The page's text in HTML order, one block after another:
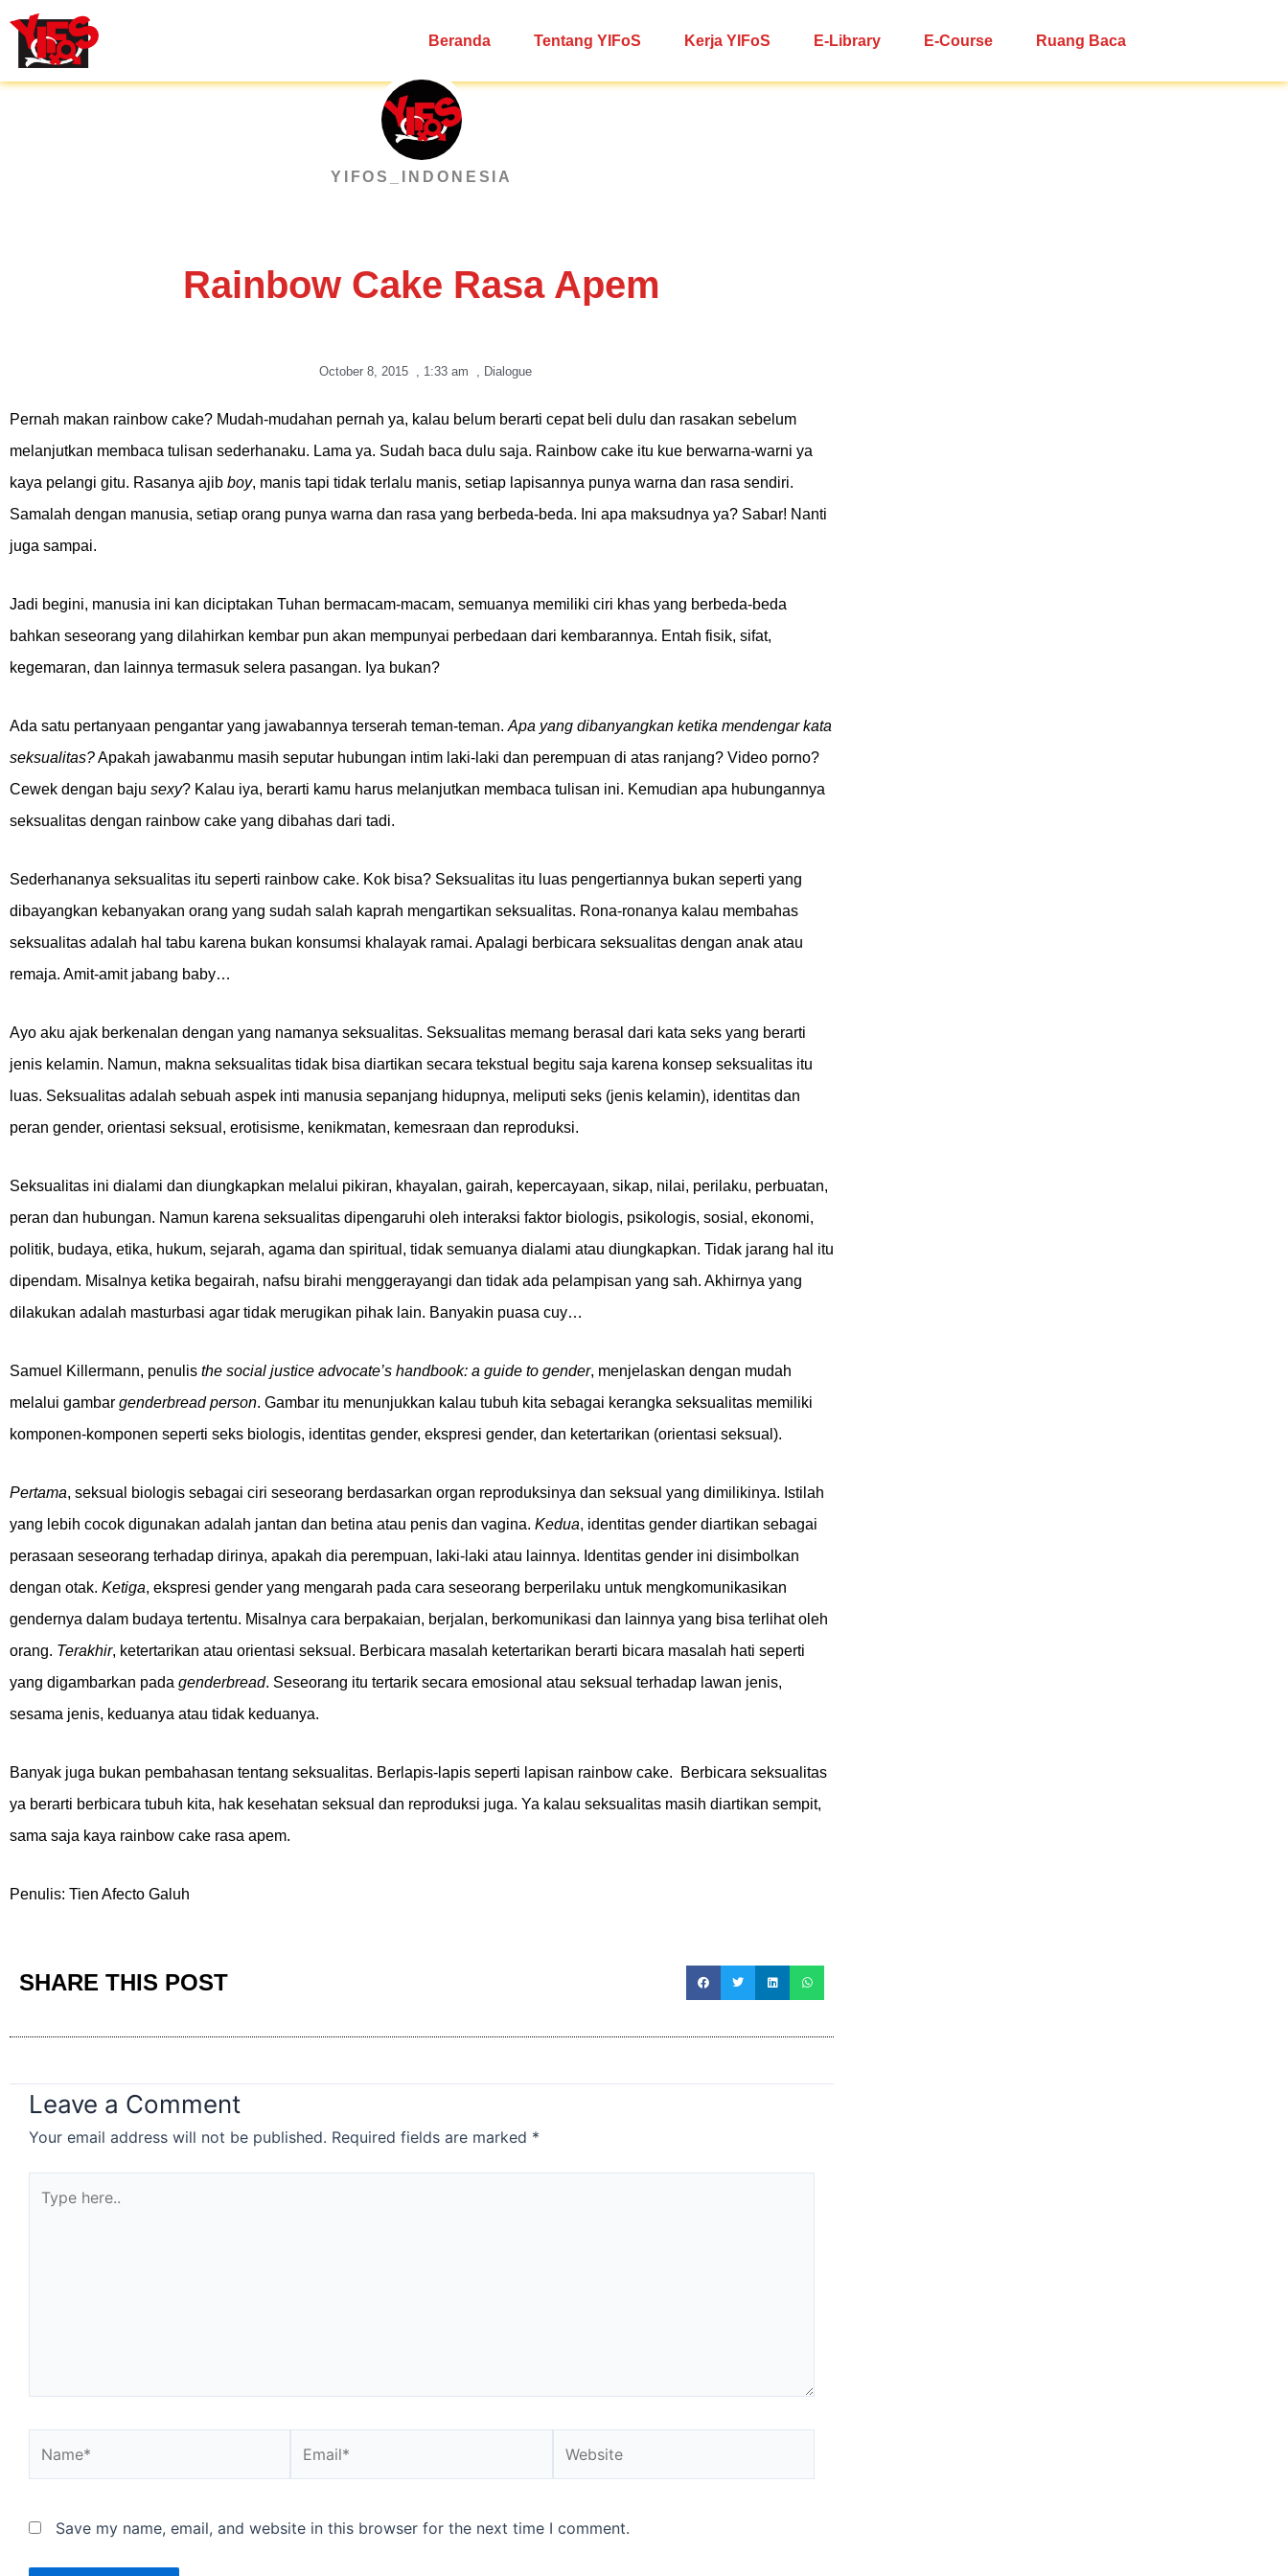
Skip
content
Beranda Tentang YIFoS Kerja YIFoS E-Library E-Course Ruang Baca
YIFOS_INDONESIA
Rainbow Cake Rasa Apem
October 8, 2015 , 1:33 am , Dialogue
Pernah makan rainbow cake? Mudah-mudahan pernah ya, kalau belum berarti cepat beli dulu dan rasakan sebelum
melanjutkan membaca tulisan sederhanaku. Lama ya. Sudah baca dulu saja. Rainbow cake itu kue berwarna-warni ya
kaya pelangi gitu. Rasanya ajib boy, manis tapi tidak terlalu manis, setiap lapisannya punya warna dan rasa sendiri.
Samalah dengan manusia, setiap orang punya warna dan rasa yang berbeda-beda. Ini apa maksudnya ya? Sabar! Nanti
juga sampai.
Jadi begini, manusia ini kan diciptakan Tuhan bermacam-macam, semuanya memiliki ciri khas yang berbeda-beda
bahkan seseorang yang dilahirkan kembar pun akan mempunyai perbedaan dari kembarannya. Entah fisik, sifat,
kegemaran, dan lainnya termasuk selera pasangan. Iya bukan?
Ada satu pertanyaan pengantar yang jawabannya terserah teman-teman. Apa yang dibanyangkan ketika mendengar kata
seksualitas?Apakah jawabanmu masih seputar hubungan intim laki-laki dan perempuan di atas ranjang? Video porno?
Cewek dengan baju sexy? Kalau iya, berarti kamu harus melanjutkan membaca tulisan ini. Kemudian apa hubungannya
seksualitas dengan rainbow cake yang dibahas dari tadi.
Sederhananya seksualitas itu seperti rainbow cake. Kok bisa? Seksualitas itu luas pengertiannya bukan seperti yang
dibayangkan kebanyakan orang yang sudah salah kaprah mengartikan seksualitas. Rona-ronanya kalau membahas
seksualitas adalah hal tabu karena bukan konsumsi khalayak ramai. Apalagi berbicara seksualitas dengan anak atau
remaja. Amit-amit jabang baby…
Ayo aku ajak berkenalan dengan yang namanya seksualitas. Seksualitas memang berasal dari kata seks yang berarti
jenis kelamin. Namun, makna seksualitas tidak bisa diartikan secara tekstual begitu saja karena konsep seksualitas itu
luas. Seksualitas adalah sebuah aspek inti manusia sepanjang hidupnya, meliputi seks (jenis kelamin), identitas dan
peran gender, orientasi seksual, erotisisme, kenikmatan, kemesraan dan reproduksi.
Seksualitas ini dialami dan diungkapkan melalui pikiran, khayalan, gairah, kepercayaan, sikap, nilai, perilaku, perbuatan,
peran dan hubungan. Namun karena seksualitas dipengaruhi oleh interaksi faktor biologis, psikologis, sosial, ekonomi,
politik, budaya, etika, hukum, sejarah, agama dan spiritual, tidak semuanya dialami atau diungkapkan. Tidak jarang hal itu
dipendam. Misalnya ketika begairah, nafsu birahi menggerayangi dan tidak ada pelampisan yang sah. Akhirnya yang
dilakukan adalah masturbasi agar tidak merugikan pihak lain. Banyakin puasa cuy…
Samuel Killermann, penulis the social justice advocate’s handbook: a guide to gender, menjelaskan dengan mudah
melalui gambar genderbread person. Gambar itu menunjukkan kalau tubuh kita sebagai kerangka seksualitas memiliki
komponen-komponen seperti seks biologis, identitas gender, ekspresi gender, dan ketertarikan (orientasi seksual).
Pertama, seksual biologis sebagai ciri seseorang berdasarkan organ reproduksinya dan seksual yang dimilikinya. Istilah
yang lebih cocok digunakan adalah jantan dan betina atau penis dan vagina. Kedua, identitas gender diartikan sebagai
perasaan seseorang terhadap dirinya, apakah dia perempuan, laki-laki atau lainnya. Identitas gender ini disimbolkan
dengan otak. Ketiga, ekspresi gender yang mengarah pada cara seseorang berperilaku untuk mengkomunikasikan
gendernya dalam budaya tertentu. Misalnya cara berpakaian, berjalan, berkomunikasi dan lainnya yang bisa terlihat oleh
orang. Terakhir, ketertarikan atau orientasi seksual. Berbicara masalah ketertarikan berarti bicara masalah hati seperti
yang digambarkan pada genderbread. Seseorang itu tertarik secara emosional atau seksual terhadap lawan jenis,
sesama jenis, keduanya atau tidak keduanya.
Banyak juga bukan pembahasan tentang seksualitas. Berlapis-lapis seperti lapisan rainbow cake. Berbicara seksualitas
ya berarti berbicara tubuh kita, hak kesehatan seksual dan reproduksi juga. Ya kalau seksualitas masih diartikan sempit,
sama saja kaya rainbow cake rasa apem.
Penulis: Tien Afecto Galuh
SHARE THIS POST
Leave a Comment
Your email address will not be published. Required fields are marked *
here..
Save my name, email, and website in this browser for the next time I comment.